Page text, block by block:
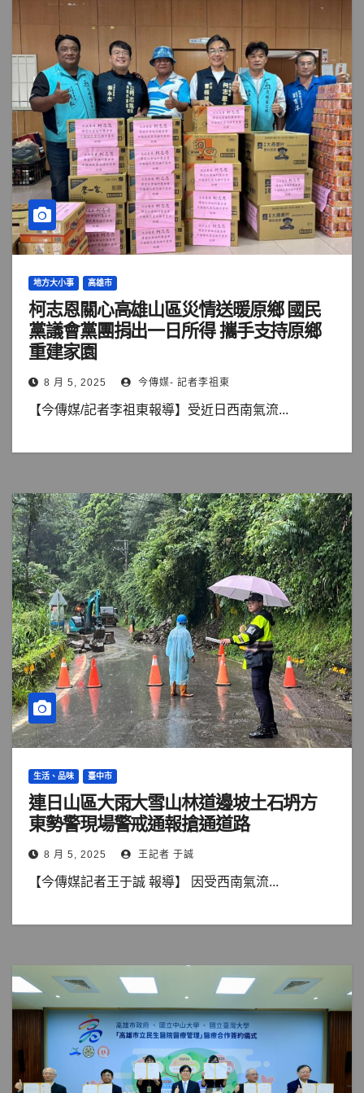
地方大小事 高雄市
柯志恩關心高雄山區災情送暖原鄉 國民
黨議會黨團捐出一日所得 攜手支持原鄉
重建家園
8 月 5, 2025 今傳媒- 記者李祖東
【今傳媒/記者李祖東報導】受近日西南氣流...
生活、品味 臺中市
連日山區大雨大雪山林道邊坡土石坍方
東勢警現場警戒通報搶通道路
8 月 5, 2025 王記者 于誠
【今傳媒記者王于誠 報導】 因受西南氣流...